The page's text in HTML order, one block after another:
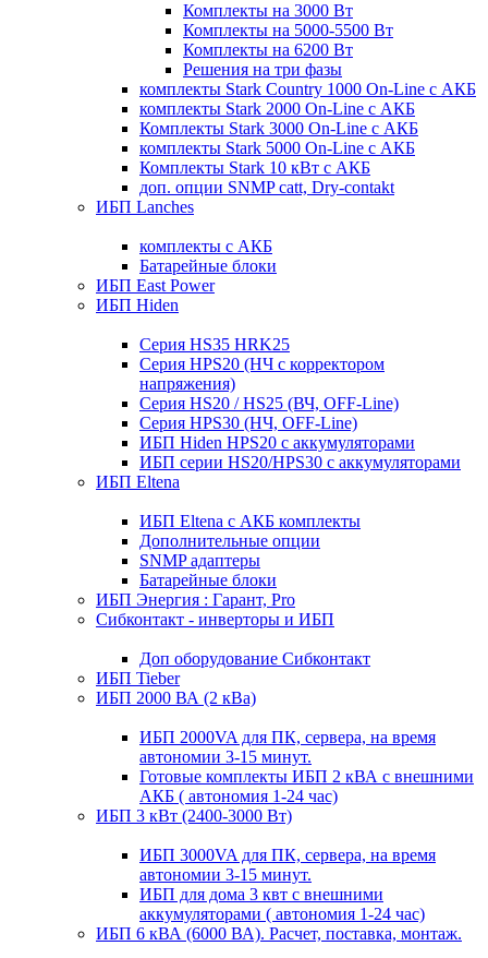
Комплекты на 3000 Вт
Комплекты на 5000-5500 Вт
Комплекты на 6200 Вт
Решения на три фазы
комплекты Stark Country 1000 On-Line с АКБ
комплекты Stark 2000 On-Line с АКБ
Комплекты Stark 3000 On-Line с АКБ
комплекты Stark 5000 On-Line с АКБ
Комплекты Stark 10 кВт с АКБ
доп. опции SNMP catt, Dry-contakt
ИБП Lanches
комплекты с АКБ
Батарейные блоки
ИБП East Power
ИБП Hiden
Серия HS35 HRK25
Серия HPS20 (НЧ с корректором
напряжения)
Серия HS20 / HS25 (ВЧ, OFF-Line)
Серия HPS30 (НЧ, OFF-Line)
ИБП Hiden HPS20 с аккумуляторами
ИБП серии HS20/HPS30 с аккумуляторами
ИБП Eltena
ИБП Eltena с АКБ комплекты
Дополнительные опции
SNMP адаптеры
Батарейные блоки
ИБП Энергия : Гарант, Pro
Сибконтакт - инверторы и ИБП
Доп оборудование Сибконтакт
ИБП Tieber
ИБП 2000 ВА (2 кВа)
ИБП 2000VA для ПК, сервера, на время
автономии 3-15 минут.
Готовые комплекты ИБП 2 кВА с внешними
АКБ ( автономия 1-24 час)
ИБП 3 кВт (2400-3000 Вт)
ИБП 3000VA для ПК, сервера, на время
автономии 3-15 минут.
ИБП для дома 3 квт с внешними
аккумуляторами ( автономия 1-24 час)
ИБП 6 кВА (6000 ВА). Расчет, поставка, монтаж.